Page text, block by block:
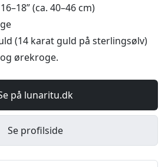
(ca. 40–46 cm)
(14 karat guld på sterlingsølv)
ørekroge.
på lunaritu.dk
Se profilside